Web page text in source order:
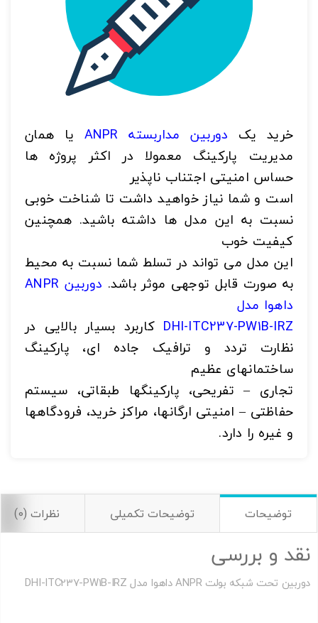
خرید یک دوربین مداربسته ANPR
یا همان
مدیریت پارکینگ معمولا در اکثر پروژه ها
حساس امنیتی اجتناب ناپذیر
است و شما نیاز خواهید داشت تا شناخت خوبی
نسبت به این مدل ها داشته باشید. همچنین
کیفیت خوب
این مدل می تواند در تسلط شما نسبت به محیط
به صورت قابل توجهی موثر باشد.
دوربین ANPR
داهوا مدل
DHI-ITC237-PW1B-IRZ کاربرد بسیار بالایی در
نظارت تردد و ترافیک جاده ­ای، پارکینگ
ساختمان­های عظیم
تجاری – تفریحی، پارکینگها طبقاتی، سیستم
حفاظتی – امنیتی ارگان­ها، مراکز خرید، فرودگاه­ها
و غیره را دارد.
توضیحات توضیحات تکمیلی نظرات (0)
نقد و بررسی
دوربین تحت شبکه بولت ANPR داهوا مدل DHI-ITC237-PW1B-IRZ
اشتراک گذاری در شبکه های اجتماعی
ارسال به ایمیل
ارسال
به من از طریق پیامک اطلاع بده
تصاویر رسمی